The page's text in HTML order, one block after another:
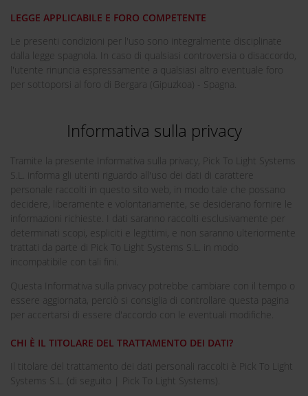
LEGGE APPLICABILE E FORO COMPETENTE
Le presenti condizioni per l'uso sono integralmente disciplinate
dalla legge spagnola. In caso di qualsiasi controversia o disaccordo,
l'utente rinuncia espressamente a qualsiasi altro eventuale foro
per sottoporsi al foro di Bergara (Gipuzkoa) - Spagna.
Informativa sulla privacy
Tramite la presente Informativa sulla privacy, Pick To Light Systems
S.L. informa gli utenti riguardo all'uso dei dati di carattere
personale raccolti in questo sito web, in modo tale che possano
decidere, liberamente e volontariamente, se desiderano fornire le
informazioni richieste. I dati saranno raccolti esclusivamente per
determinati scopi, espliciti e legittimi, e non saranno ulteriormente
trattati da parte di Pick To Light Systems S.L. in modo
incompatibile con tali fini.
Questa Informativa sulla privacy potrebbe cambiare con il tempo o
essere aggiornata, perciò si consiglia di controllare questa pagina
per accertarsi di essere d'accordo con le eventuali modifiche.
CHI È IL TITOLARE DEL TRATTAMENTO DEI DATI?
Il titolare del trattamento dei dati personali raccolti è Pick To Light
Systems S.L. (di seguito | Pick To Light Systems).